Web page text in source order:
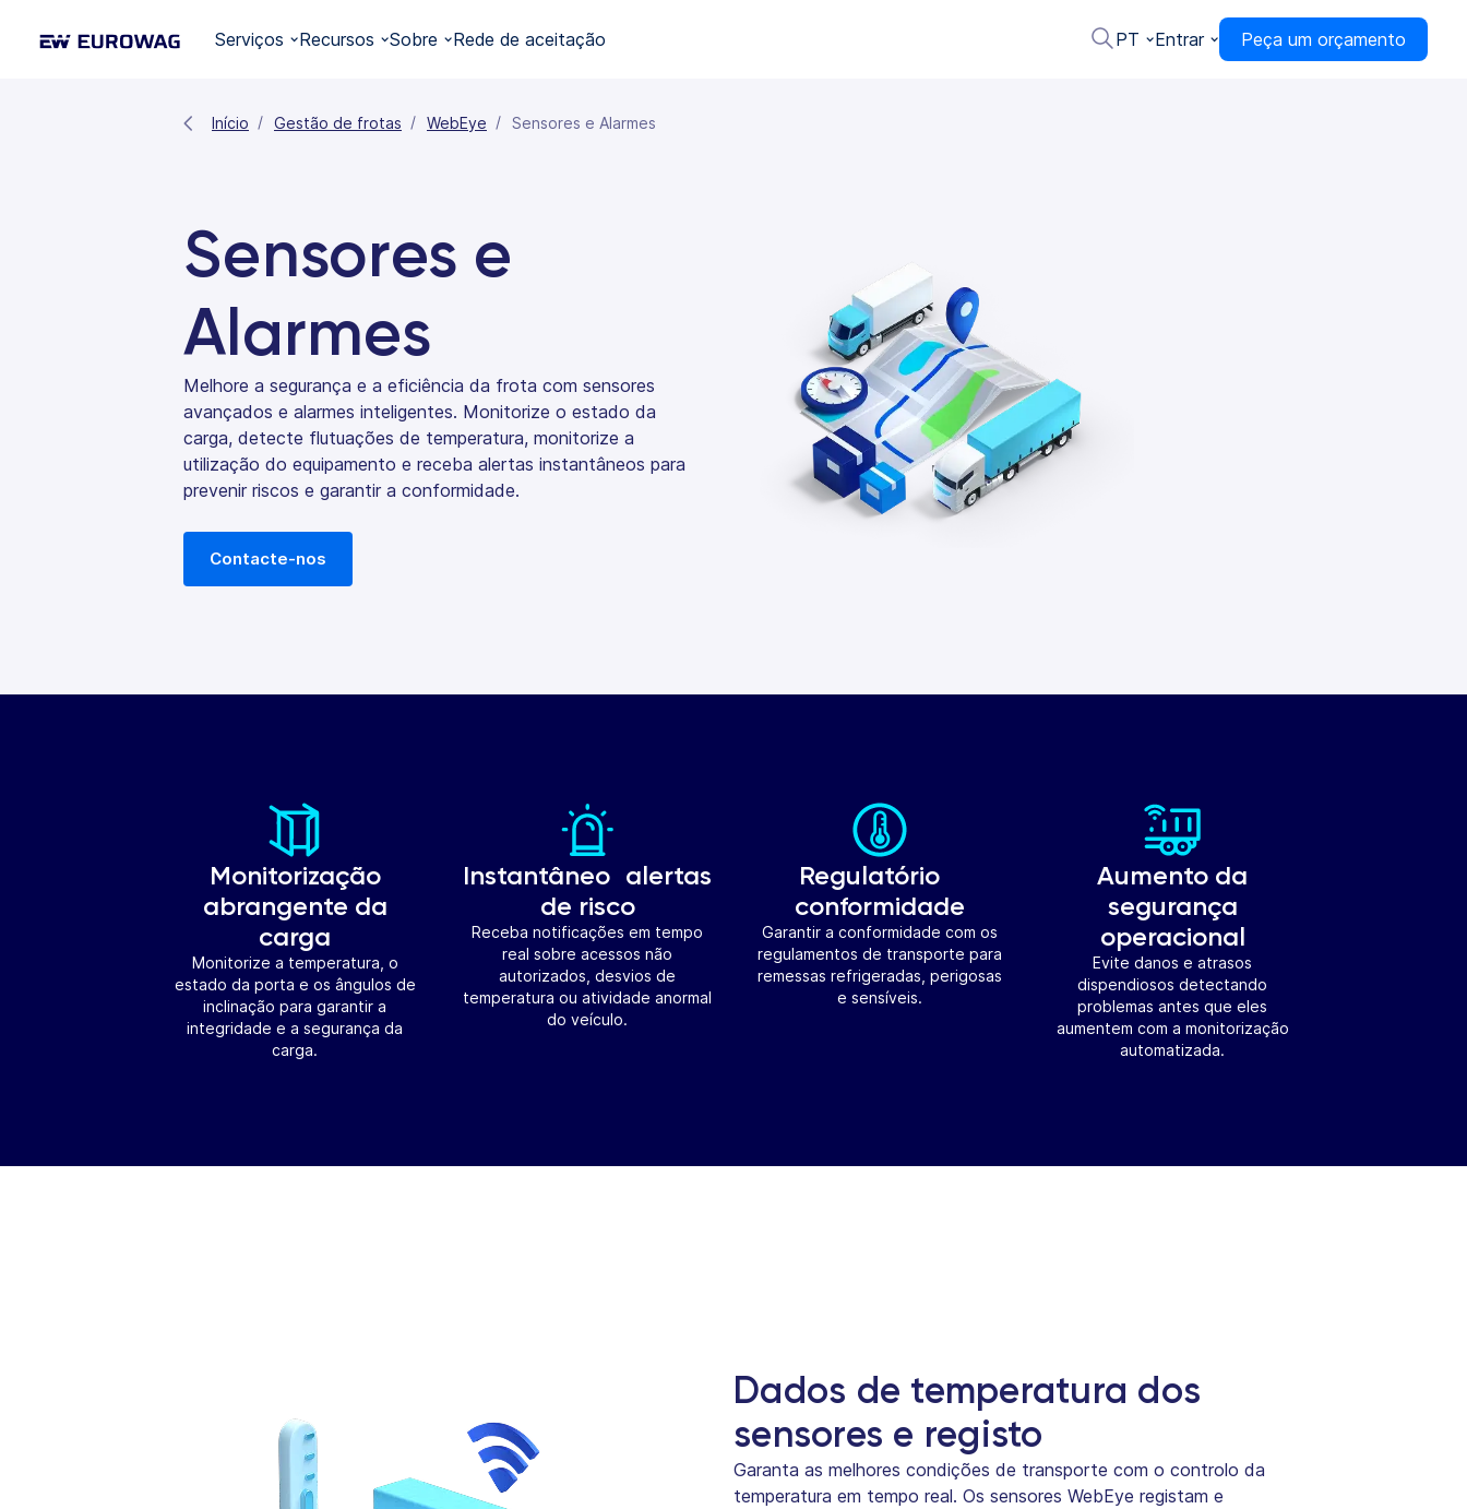
Serviços Recursos Sobre Rede de aceitação PT Entrar Peça um orçamento
Início Gestão de frotas WebEye Sensores e Alarmes
Sensores e
Alarmes
Melhore a segurança e a eficiência da frota com sensores
avançados e alarmes inteligentes. Monitorize o estado da
carga, detecte flutuações de temperatura, monitorize a
utilização do equipamento e receba alertas instantâneos para
prevenir riscos e garantir a conformidade.
Contacte-nos
Monitorização
abrangente da
carga
Monitorize a temperatura, o
estado da porta e os ângulos de
inclinação para garantir a
integridade e a segurança da
carga.
Instantâneo alertas
de risco
Receba notificações em tempo
real sobre acessos não
autorizados, desvios de
temperatura ou atividade anormal
do veículo.
Regulatório
conformidade
Garantir a conformidade com os
regulamentos de transporte para
remessas refrigeradas, perigosas
e sensíveis.
Aumento da
segurança
operacional
Evite danos e atrasos
dispendiosos detectando
problemas antes que eles
aumentem com a monitorização
automatizada.
Dados de temperatura dos
sensores e registo
Garanta as melhores condições de transporte com o controlo da
temperatura em tempo real. Os sensores WebEye registam e